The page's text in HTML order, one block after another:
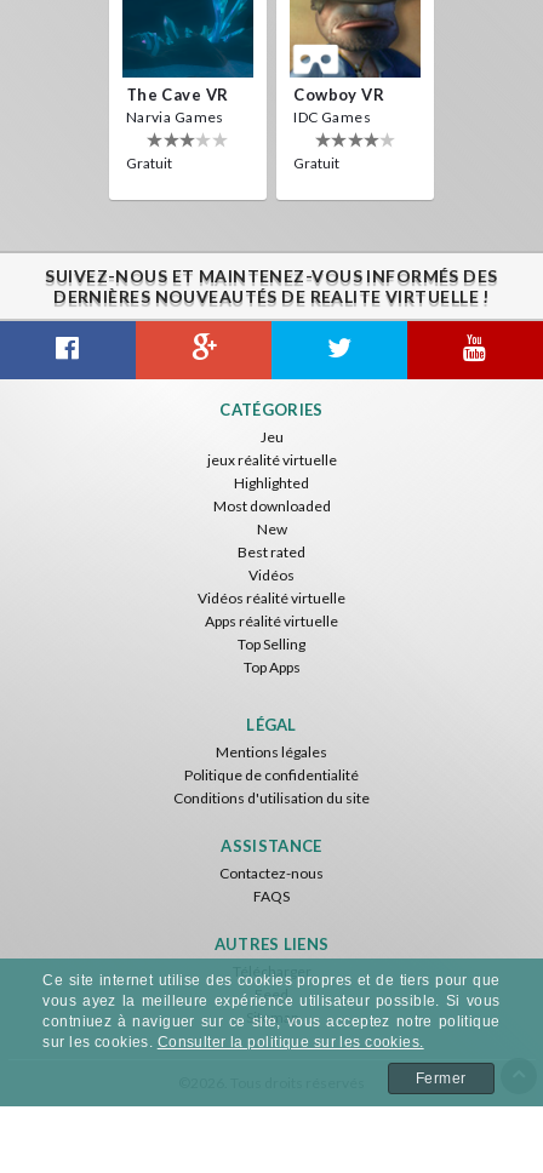
The Cave VR
Narvia Games
Gratuit
Cowboy VR
IDC Games
Gratuit
SUIVEZ-NOUS ET MAINTENEZ-VOUS INFORMÉS DES
DERNIÈRES NOUVEAUTÉS DE REALITE VIRTUELLE !
CATÉGORIES
Jeu
jeux réalité virtuelle
Highlighted
Most downloaded
New
Best rated
Vidéos
Vidéos réalité virtuelle
Apps réalité virtuelle
Top Selling
Top Apps
LÉGAL
Mentions légales
Politique de confidentialité
Conditions d'utilisation du site
ASSISTANCE
Contactez-nous
FAQS
AUTRES LIENS
Télécharger
Feed
Sitemap
Ce site internet utilise des cookies propres et de tiers pour que
vous ayez la meilleure expérience utilisateur possible. Si vous
contniuez à naviguer sur ce site, vous acceptez notre politique
sur les cookies. Consulter la politique sur les cookies.
Fermer